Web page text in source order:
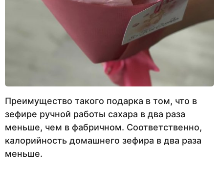
Преимущество такого подарка в том, что в
зефире ручной работы сахара в два раза
меньше, чем в фабричном. Соответственно,
калорийность домашнего зефира в два раза
меньше.